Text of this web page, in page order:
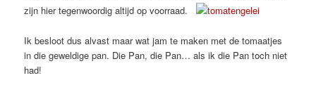
zijn hier tegenwoordig altijd op voorraad.
Ik besloot dus alvast maar wat jam te maken met de tomaatjes
in die geweldige pan. Die Pan, die Pan… als ik die Pan toch niet
had!